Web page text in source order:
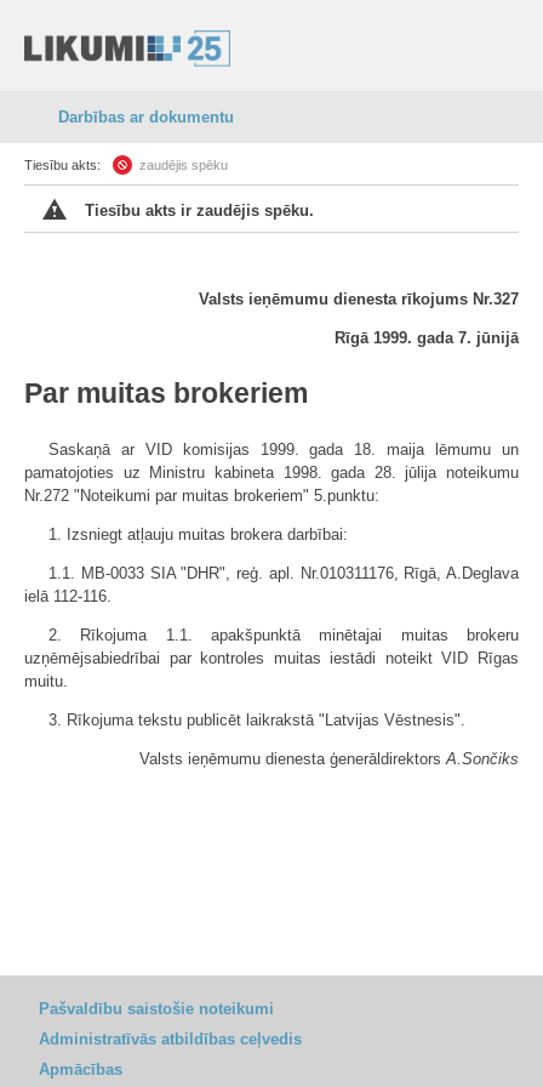
Darbības ar dokumentu
Tiesību akts: zaudējis spēku
Tiesību akts ir zaudējis spēku.
Valsts ieņēmumu dienesta rīkojums Nr.327
Rīgā 1999. gada 7. jūnijā
Par muitas brokeriem
Saskaņā ar VID komisijas 1999. gada 18. maija lēmumu un
pamatojoties uz Ministru kabineta 1998. gada 28. jūlija noteikumu
Nr.272 "Noteikumi par muitas brokeriem" 5.punktu:
1. Izsniegt atļauju muitas brokera darbībai:
1.1. MB-0033 SIA "DHR", reģ. apl. Nr.010311176, Rīgā, A.Deglava
ielā 112-116.
2. Rīkojuma 1.1. apakšpunktā minētajai muitas brokeru
uzņēmējsabiedrībai par kontroles muitas iestādi noteikt VID Rīgas
muitu.
3. Rīkojuma tekstu publicēt laikrakstā "Latvijas Vēstnesis".
Valsts ieņēmumu dienesta ģenerāldirektorsA.Sončiks
Pašvaldību saistošie noteikumi
Administratīvās atbildības ceļvedis
Apmācības